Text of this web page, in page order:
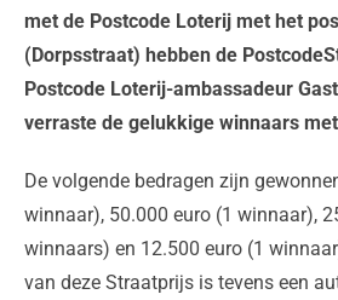
met de Postcode Loterij met het
(Dorpsstraat) hebben de
Postcode Loterij-ambassadeur
verraste de gelukkige winnaars
De volgende bedragen zijn
winnaar), 50.000 euro (1 winnaar),
winnaars) en 12.500 euro (1
van deze Straatprijs is tevens een